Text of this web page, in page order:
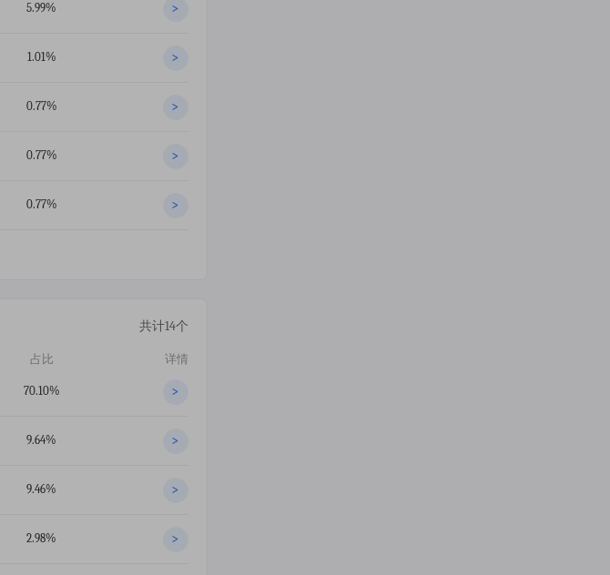
5.99% >
1.01% >
0.77% >
0.77% >
0.77% >
共计14个
占比 详情
70.10% >
9.64% >
9.46% >
2.98% >